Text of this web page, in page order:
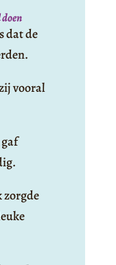
dat de
vooral
zorgde